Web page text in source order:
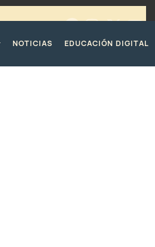
NOTICIAS EDUCACIÓN DIGITAL